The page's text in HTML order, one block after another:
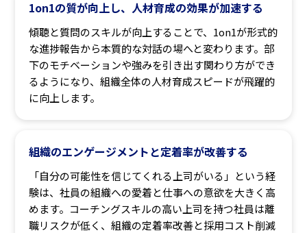
1on1の質が向上し、人材育成の効果が加速する
傾聴と質問のスキルが向上することで、1on1が形式的
な進捗報告から本質的な対話の場へと変わります。部
下のモチベーションや強みを引き出す関わり方ができ
るようになり、組織全体の人材育成スピードが飛躍的
に向上します。
組織のエンゲージメントと定着率が改善する
「自分の可能性を信じてくれる上司がいる」という経
験は、社員の組織への愛着と仕事への意欲を大きく高
めます。コーチングスキルの高い上司を持つ社員は離
職リスクが低く、組織の定着率改善と採用コスト削減